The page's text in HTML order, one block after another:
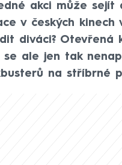
akci může
v českých kinech
diváci? Otevřená
se ale jen tak
na stříbrné